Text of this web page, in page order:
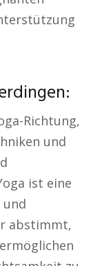
Richtung,
und
ist eine
und
abstimmt,